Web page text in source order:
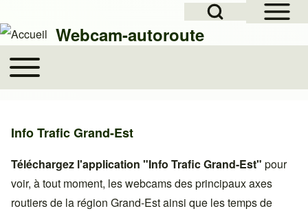
Close search
Rechercher
Webcam-autoroute
Main navigation
Toggle main menu
Info Trafic Grand-Est
Téléchargez l'application "Info Trafic Grand-Est" pour
voir, à tout moment, les webcams des principaux axes
routiers de la région Grand-Est ainsi que les temps de